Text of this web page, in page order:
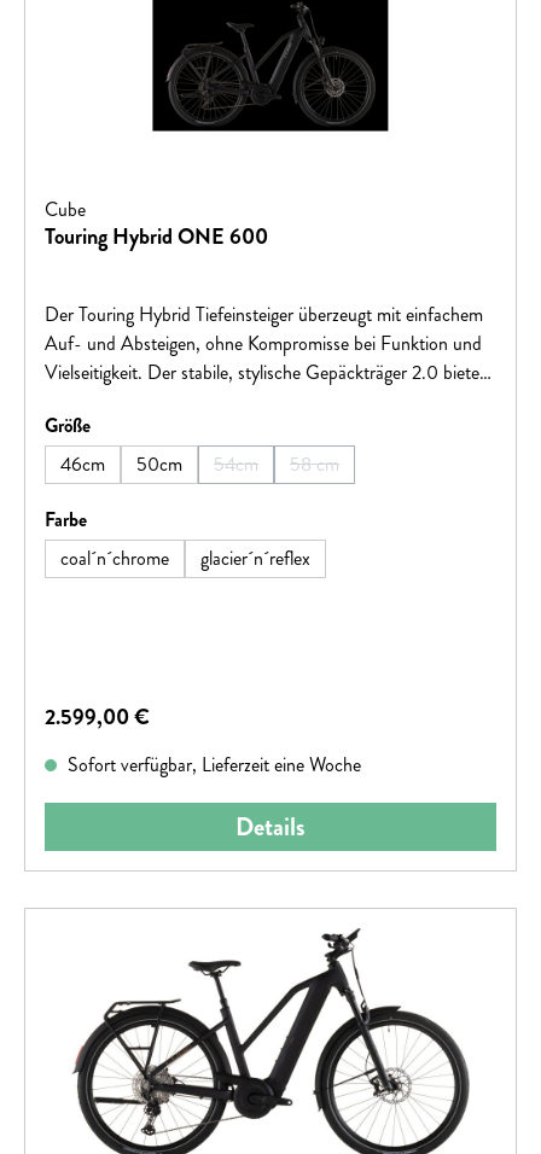
Cube
Touring Hybrid ONE 600
Der Touring Hybrid Tiefeinsteiger überzeugt mit einfachem
Auf- und Absteigen, ohne Kompromisse bei Funktion und
Vielseitigkeit. Der stabile, stylische Gepäckträger 2.0 bietet
Motor mit 600 Wh Akku fügt sich formschön ins Design
ein. Für Komfort und Kontrolle auf holprigen Strecken
sorgen die Efficient Comfort Geometry und die 100 mm-
Federgabel. Komplettiert wird das Paket durch ACID
Kettenschutz, Seitenständer, Schutzbleche und Lichter.
Größeauswählen
46cm
50cm 54cm
(Diese Option ist zurzeit nicht verfügbar.)
58 cm
(Diese Option ist zurzeit nicht
Farbeauswählen
coal´n´chrome
glacier´n´reflex
Regulärer Preis:
2.599,00 €
Sofort verfügbar, Lieferzeit eine Woche
Details